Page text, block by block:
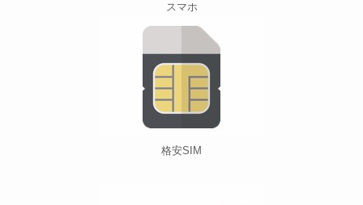
スマホ
格安SIM